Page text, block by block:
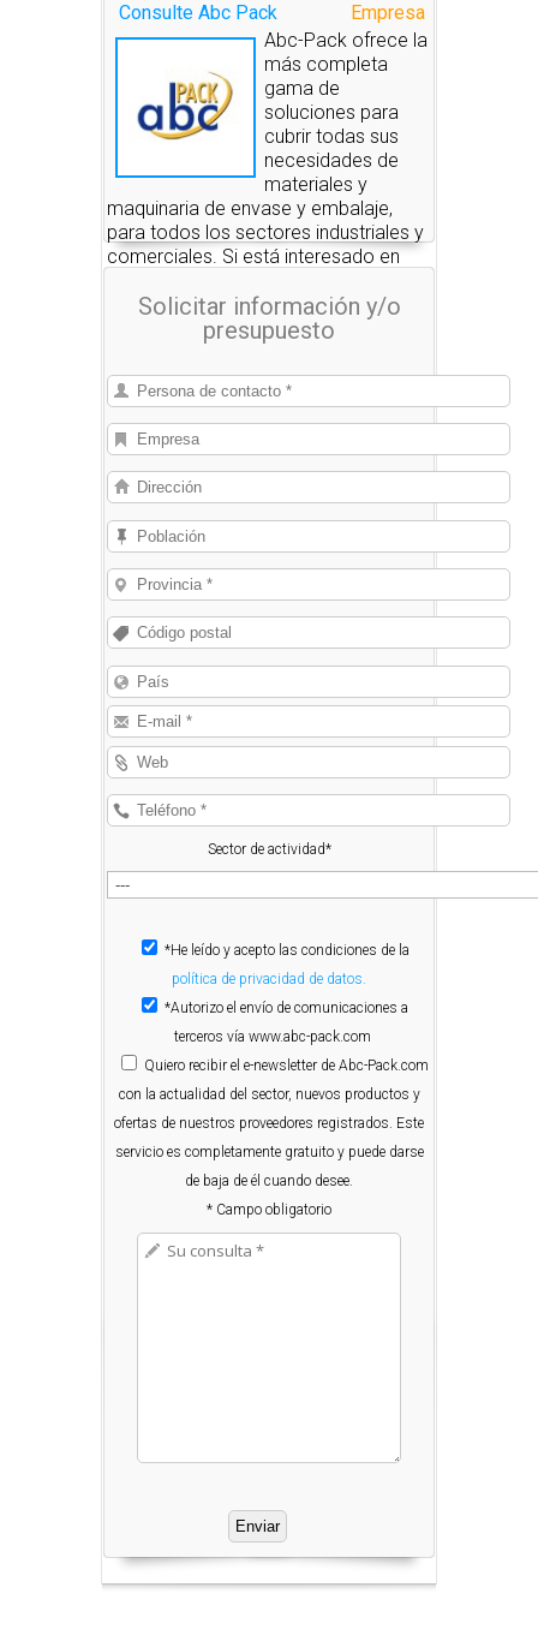
Empresa
Consulte Abc Pack
Abc-Pack ofrece la
más completa
gama de
soluciones para
cubrir todas sus
necesidades de
materiales y
maquinaria de envase y embalaje,
para todos los sectores industriales y
comerciales. Si está interesado en
le pondremos en contacto con las
empresas que se los pueden
Solicitar información y/o
presupuesto
Sector de actividad*
*He leído y acepto las condiciones de la
política de privacidad de datos.
*Autorizo el envío de comunicaciones a
terceros vía www.abc-pack.com
Quiero recibir el e-newsletter de Abc-Pack.com
con la actualidad del sector, nuevos productos y
ofertas de nuestros proveedores registrados. Este
servicio es completamente gratuito y puede darse
de baja de él cuando desee.
* Campo obligatorio